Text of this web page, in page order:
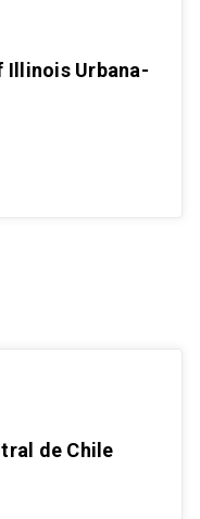
Illinois Urbana-
de Chile